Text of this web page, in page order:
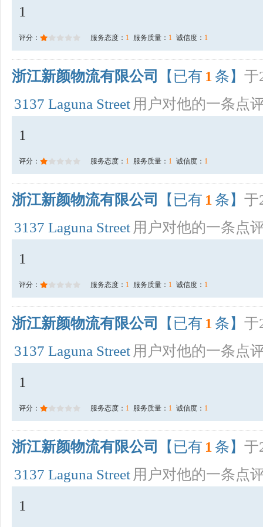
1
评分： 服务态度： 1 服务质量： 1 诚信度： 1
浙江新颜物流有限公司 【已有 1 条】 于
3137 Laguna Street 用户对他的一条点
1
评分： 服务态度： 1 服务质量： 1 诚信度： 1
浙江新颜物流有限公司 【已有 1 条】 于
3137 Laguna Street 用户对他的一条点
1
评分： 服务态度： 1 服务质量： 1 诚信度： 1
浙江新颜物流有限公司 【已有 1 条】 于
3137 Laguna Street 用户对他的一条点
1
评分： 服务态度： 1 服务质量： 1 诚信度： 1
浙江新颜物流有限公司 【已有 1 条】 于
3137 Laguna Street 用户对他的一条点
1